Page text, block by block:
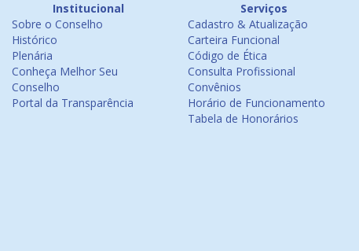
Institucional
Sobre o Conselho
Histórico
Plenária
Conheça Melhor Seu
Conselho
Portal da Transparência
Serviços
Cadastro & Atualização
Carteira Funcional
Código de Ética
Consulta Profissional
Convênios
Horário de Funcionamento
Tabela de Honorários